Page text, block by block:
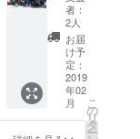
願いい
たしま
す。
欄
フォー
ムがご
ざいま
すの
で、T
シャツ
のご希
望色と
びくだ
さい。
プレ
オープ
ンツ
アーは
12月1日
から12
月10日
がござ
いま
す。お
披露目
会は2月
下旬の
日曜日
を予定
してお
者：
2人
お届
け予
定：
2019
年02
月
こ
の
リ
タ
ー